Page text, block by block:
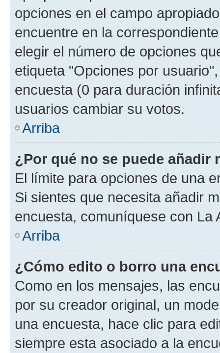
opciones en el campo
encuentre en la
elegir el número de opciones
etiqueta "Opciones por
encuesta (0 para duración
usuarios cambiar su votos.
Arriba
¿Por qué no se puede añadir
El límite para opciones de una
Si sientes que necesita añadir
encuesta, comuníquese con La
Arriba
¿Cómo edito o borro una
Como en los mensajes, las
por su creador original, un
una encuesta, hace clic para
siempre esta asociado a la